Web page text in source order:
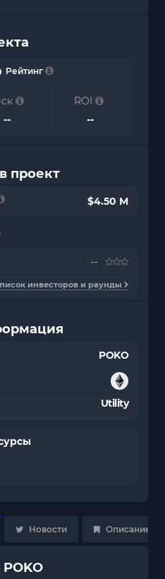
Рейтинг
--
ROI
--
проект
$4.50 M
--
инвесторов и раунды
POKO
Utility
Новости Описание